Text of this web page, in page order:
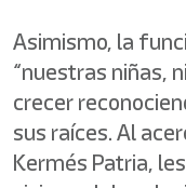
Asimismo, la
“nuestras niñas,
crecer
sus raíces. Al
Kermés Patria,